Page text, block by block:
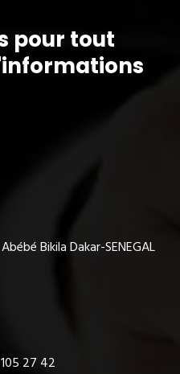
pour tout
Bikila Dakar-SENEGAL
27 42